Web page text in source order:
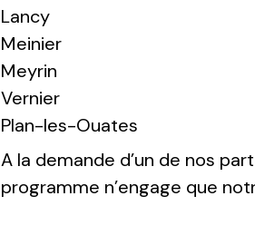
Lancy
Meinier
Meyrin
Vernier
Plan-les-Ouates
A la demande d’un de nos
programme n’engage que